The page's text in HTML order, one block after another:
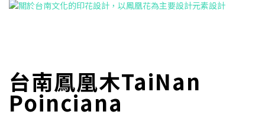
台南鳳凰木TaiNan
Poinciana